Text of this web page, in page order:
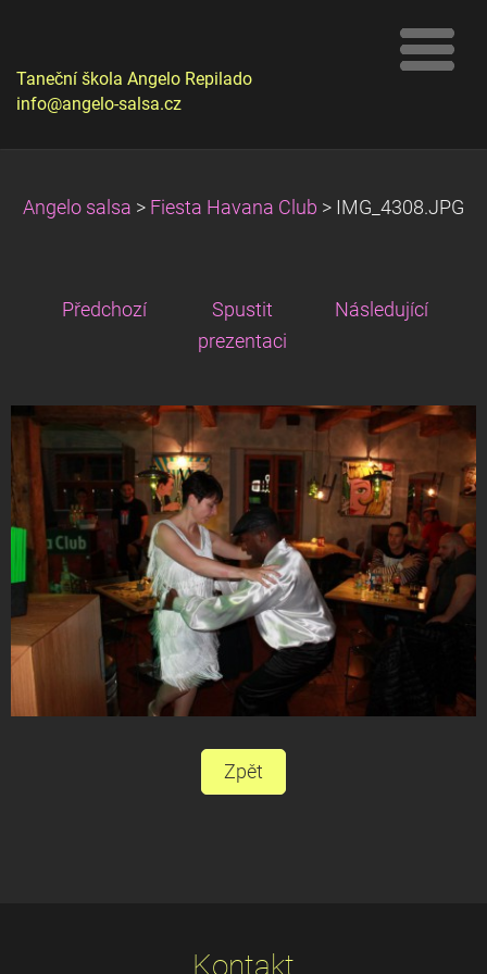
Taneční škola Angelo Repilado
info@angelo-salsa.cz
Angelo salsa > Fiesta Havana Club > IMG_4308.JPG
Předchozí
Spustit
prezentaci
Následující
Zpět
Kontakt